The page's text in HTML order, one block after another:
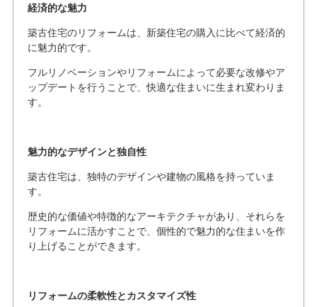
経済的な魅力
築古住宅のリフォームは、新築住宅の購入に比べて経済的
に魅力的です。
フルリノベーションやリフォームによって必要な改修やア
ップデートを行うことで、快適な住まいに生まれ変わりま
す。
魅力的なデザインと独自性
築古住宅は、独特のデザインや建物の風格を持っていま
す。
歴史的な価値や特徴的なアーキテクチャがあり、それらを
リフォームに活かすことで、個性的で魅力的な住まいを作
り上げることができます。
リフォームの柔軟性とカスタマイズ性